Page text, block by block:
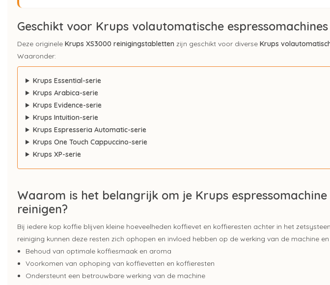
Geschikt voor Krups volautomatische espressomachines
Deze originele Krups XS3000 reinigingstabletten zijn geschikt voor diverse Krups
Waaronder:
Krups Essential-serie
Krups Arabica-serie
Krups Evidence-serie
Krups Intuition-serie
Krups Espresseria Automatic-serie
Krups One Touch Cappuccino-serie
Krups XP-serie
Waarom is het belangrijk om je Krups
reinigen?
Bij iedere kop koffie blijven kleine hoeveelheden koffievet en koffieresten achter in het
reiniging kunnen deze resten zich ophopen en invloed hebben op de werking van de machine
Behoud van optimale koffiesmaak en aroma
Voorkomen van ophoping van koffievetten en koffieresten
Ondersteunt een betrouwbare werking van de machine